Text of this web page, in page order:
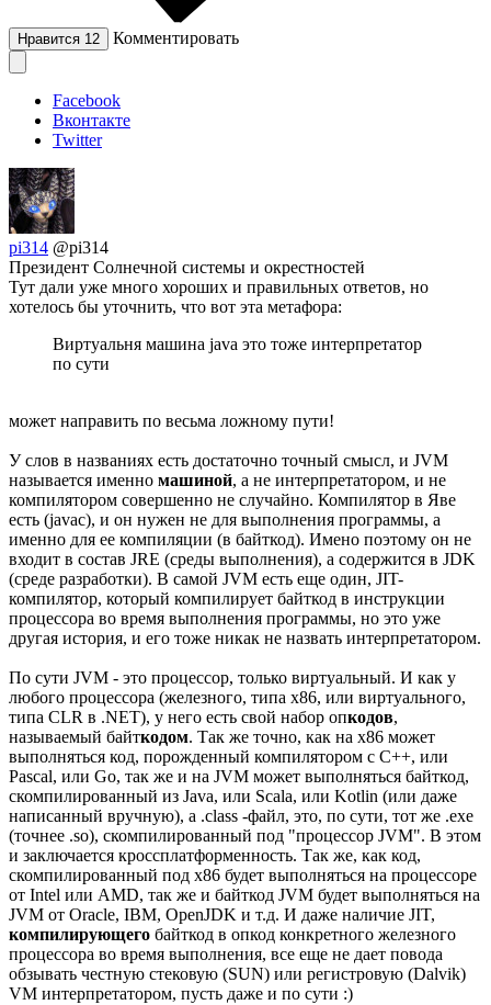
Нравится 12 Комментировать
Facebook
Вконтакте
Twitter
pi314 @pi314
Президент Солнечной системы и окрестностей
Тут дали уже много хороших и правильных ответов, но
хотелось бы уточнить, что вот эта метафора:
Виртуальня машина java это тоже интерпретатор
по сути
может направить по весьма ложному пути!
У слов в названиях есть достаточно точный смысл, и JVM
называется именно машиной, а не интерпретатором, и не
компилятором совершенно не случайно. Компилятор в Яве
есть (javac), и он нужен не для выполнения программы, а
именно для ее компиляции (в байткод). Имено поэтому он не
входит в состав JRE (среды выполнения), а содержится в JDK
(среде разработки). В самой JVM есть еще один, JIT-
компилятор, который компилирует байткод в инструкции
процессора во время выполнения программы, но это уже
другая история, и его тоже никак не назвать интерпретатором.
По сути JVM - это процессор, только виртуальный. И как у
любого процессора (железного, типа x86, или виртуального,
типа CLR в .NET), у него есть свой набор опкодов,
называемый байткодом. Так же точно, как на х86 может
выполняться код, порожденный компилятором с C++, или
Pascal, или Go, так же и на JVM может выполняться байткод,
скомпилированный из Java, или Scala, или Kotlin (или даже
написанный вручную), а .class -файл, это, по сути, тот же .exe
(точнее .so), скомпилированный под "процессор JVM". В этом
и заключается кроссплатформенность. Так же, как код,
скомпилированный под х86 будет выполняться на процессоре
от Intel или AMD, так же и байткод JVM будет выполняться на
JVM от Oracle, IBM, OpenJDK и т.д. И даже наличие JIT,
компилирующего байткод в опкод конкретного железного
процессора во время выполнения, все еще не дает повода
обзывать честную стековую (SUN) или регистровую (Dalvik)
VM интерпретатором, пусть даже и по сути :)